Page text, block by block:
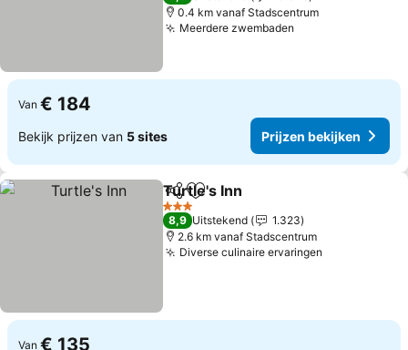
0.4 km vanaf Stadscentrum
Meerdere zwembaden
Van € 184
Bekijk prijzen van 5 sites Prijzen bekijken
DelenToevoegen aan favorieten
Turtle's Inn
3 Sterren
8,9 Uitstekend
1.323
2.6 km vanaf Stadscentrum
Diverse culinaire ervaringen
Van € 135